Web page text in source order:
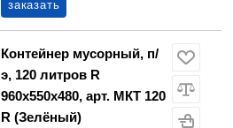
заказать
Контейнер мусорный, п/
э, 120 литров R
960х550х480, арт. МКТ 120
R (Зелёный)